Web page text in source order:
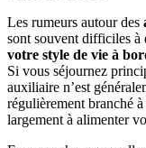
Les rumeurs autour des
sont souvent difficiles à
votre style de vie à
Si vous séjournez
auxiliaire n’est
régulièrement branché à
largement à alimenter